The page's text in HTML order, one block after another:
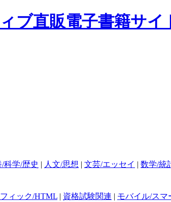
科学/歴史 | 人文/思想 | 文芸/エッセイ | 数学/統
ィック/HTML | 資格試験関連 | モバイル/スマ